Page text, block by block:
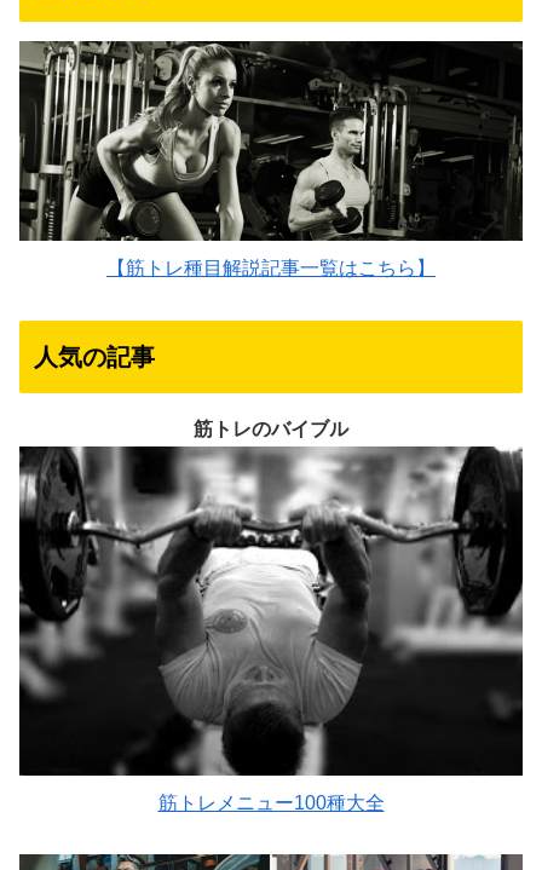
【筋トレ種目解説記事一覧はこちら】
人気の記事
筋トレのバイブル
筋トレメニュー100種大全